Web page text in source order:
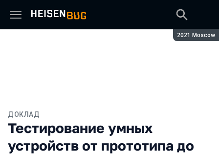
Сезон:
2021 Moscow
ДОКЛАД
Тестирование умных
устройств от прототипа до